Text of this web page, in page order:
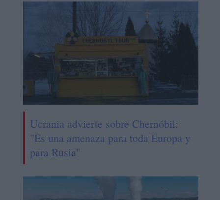
Ucrania advierte sobre Chernóbil:
"Es una amenaza para toda Europa y
para Rusia"